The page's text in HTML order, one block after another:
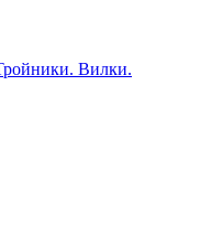
Вилки.